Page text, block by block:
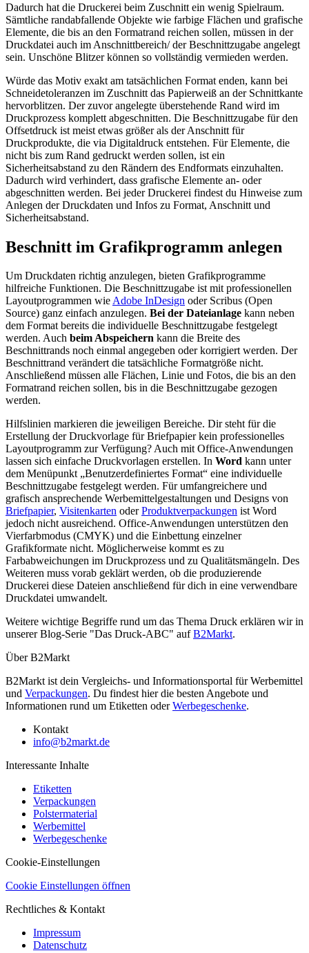
Dadurch hat die Druckerei beim Zuschnitt ein wenig Spielraum.
Sämtliche randabfallende Objekte wie farbige Flächen und grafische
Elemente, die bis an den Formatrand reichen sollen, müssen in der
Druckdatei auch im Anschnittbereich/ der Beschnittzugabe angelegt
sein. Unschöne Blitzer können so vollständig vermieden werden.
Würde das Motiv exakt am tatsächlichen Format enden, kann bei
Schneidetoleranzen im Zuschnitt das Papierweiß an der Schnittkante
hervorblitzen. Der zuvor angelegte überstehende Rand wird im
Druckprozess komplett abgeschnitten. Die Beschnittzugabe für den
Offsetdruck ist meist etwas größer als der Anschnitt für
Druckprodukte, die via Digitaldruck entstehen. Für Elemente, die
nicht bis zum Rand gedruckt werden sollen, ist ein
Sicherheitsabstand zu den Rändern des Endformats einzuhalten.
Dadurch wird verhindert, dass grafische Elemente an- oder
abgeschnitten werden. Bei jeder Druckerei findest du Hinweise zum
Anlegen der Druckdaten und Infos zu Format, Anschnitt und
Sicherheitsabstand.
Beschnitt im Grafikprogramm anlegen
Um Druckdaten richtig anzulegen, bieten Grafikprogramme
hilfreiche Funktionen. Die Beschnittzugabe ist mit professionellen
Layoutprogrammen wieAdobe InDesign oder Scribus (Open
Source) ganz einfach anzulegen. Bei der Dateianlage kann neben
dem Format bereits die individuelle Beschnittzugabe festgelegt
werden. Auch beim Abspeichern kann die Breite des
Beschnittrands noch einmal angegeben oder korrigiert werden. Der
Beschnittrand verändert die tatsächliche Formatgröße nicht.
Anschließend müssen alle Flächen, Linie und Fotos, die bis an den
Formatrand reichen sollen, bis in die Beschnittzugabe gezogen
werden.
Hilfslinien markieren die jeweiligen Bereiche. Dir steht für die
Erstellung der Druckvorlage für Briefpapier kein professionelles
Layoutprogramm zur Verfügung? Auch mit Office-Anwendungen
lassen sich einfache Druckvorlagen erstellen. In Word kann unter
dem Menüpunkt „Benutzerdefiniertes Format“ eine individuelle
Beschnittzugabe festgelegt werden. Für umfangreichere und
grafisch ansprechende Werbemittelgestaltungen und Designs von
Briefpapier, Visitenkarten oderProduktverpackungen ist Word
jedoch nicht ausreichend. Office-Anwendungen unterstützen den
Vierfarbmodus (CMYK) und die Einbettung einzelner
Grafikformate nicht. Möglicherweise kommt es zu
Farbabweichungen im Druckprozess und zu Qualitätsmängeln. Des
Weiteren muss vorab geklärt werden, ob die produzierende
Druckerei diese Dateien anschließend für dich in eine verwendbare
Druckdatei umwandelt.
Weitere wichtige Begriffe rund um das Thema Druck erklären wir in
unserer Blog-Serie "Das Druck-ABC" aufB2Markt.
Über B2Markt
B2Markt ist dein Vergleichs- und Informationsportal für Werbemittel
und Verpackungen. Du findest hier die besten Angebote und
Informationen rund um Etiketten oderWerbegeschenke.
Kontakt
info@b2markt.de
Interessante Inhalte
Etiketten
Verpackungen
Polstermaterial
Werbemittel
Werbegeschenke
Cookie-Einstellungen
Cookie Einstellungen öffnen
Rechtliches & Kontakt
Impressum
Datenschutz